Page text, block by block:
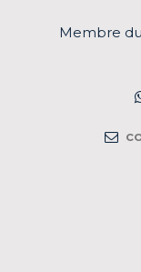
Membre du